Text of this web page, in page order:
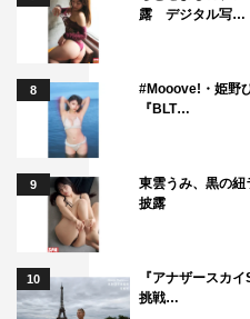
露 デジタル写…
8
#Mooove!・姫野
『BLT…
9
東雲うみ、黒の紐
披露
10
『アナザースカ
挑戦…